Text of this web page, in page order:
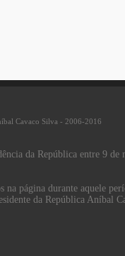
Cavaco Silva - 2006-2016
da República entre 9 de
na página durante aquele
da República Aníbal